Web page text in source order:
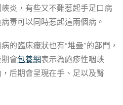
炎，有些又不難惹起手足口病
毒可以同時惹起這兩個病。
的臨床癥狀也有“堆疊”的部門，
會包養網表示為皰疹性咽峽
后期會呈現在手、足以及臀